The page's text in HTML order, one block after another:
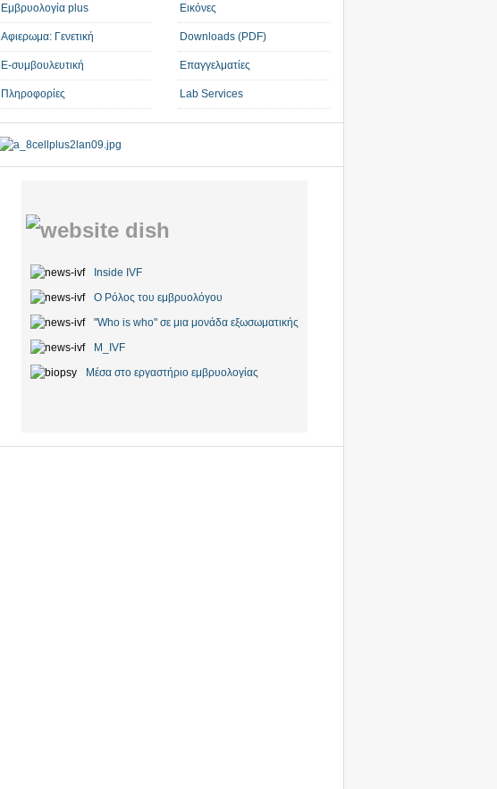
Εμβρυολογία plus
Αφιερωμα: Γενετική
E-συμβουλευτική
Πληροφορίες
Εικόνες
Downloads (PDF)
Επαγγελματίες
Lab Services
Inside IVF
Ο Ρόλος του εμβρυολόγου
"Who is who" σε μια μονάδα εξωσωματικής
M_IVF
Μέσα στο εργαστήριο εμβρυολογίας